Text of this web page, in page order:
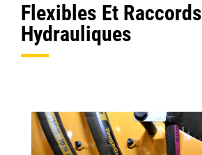
Flexibles Et Raccords
Hydrauliques